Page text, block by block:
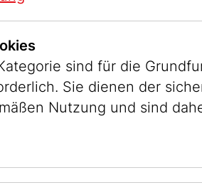
Clubs und Vereinen
zeitgeschichtliche
Familien bilden einen
und ist nicht repräsentativ
Wiens vor 1938. Nur sehr
ausgemacht werden,
IKG Wien zielführend.
sind für die
Sie dienen der
Nutzung und sind